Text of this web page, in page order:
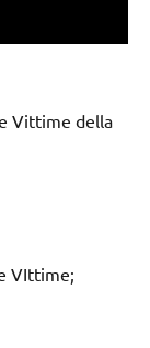
Vittime della
VIttime;